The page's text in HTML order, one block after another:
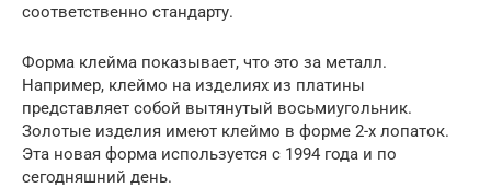
соответственно стандарту.
Форма клейма показывает, что это за металл.
Например, клеймо на изделиях из платины
представляет собой вытянутый восьмиугольник.
Золотые изделия имеют клеймо в форме 2-х лопаток.
Эта новая форма используется с 1994 года и по
сегодняшний день.